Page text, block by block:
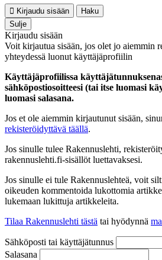
Kirjaudu sisään
Haku
Sulje
Kirjaudu sisään
Voit kirjautua sisään, jos olet jo aiemmin
yhteydessä luonut käyttäjäprofiilin
Käyttäjäprofiilissa
sähköpostiosoitteesi (tai itse luomasi
luomasi salasana.
Jos et ole aiemmin kirjautunut sisään,
rekisteröidyttävä täällä.
Jos sinulle tulee Rakennuslehti,
rakennuslehti.fi-sisällöt luettavaksesi.
Jos sinulle ei tule Rakennuslehteä, voit
oikeuden kommentoida lukottomia
lukemaan lukittuja artikkeleita.
Tilaa Rakennuslehti tästä tai hyödynnä
Sähköposti tai käyttäjätunnus
Salasana